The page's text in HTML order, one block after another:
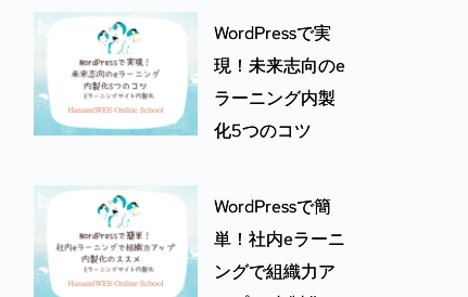
WordPressで実
現！未来志向のe
ラーニング内製
化5つのコツ
WordPressで簡
単！社内eラーニ
ングで組織力ア